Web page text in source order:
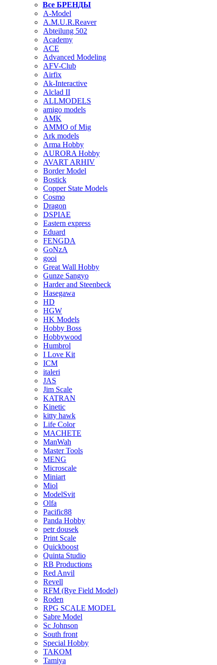
Все БРЕНДЫ
A-Model
A.M.U.R.Reaver
Abteilung 502
Academy
ACE
Advanced Modeling
AFV-Club
Airfix
Ak-Interactive
Alclad II
ALLMODELS
amigo models
AMK
AMMO of Mig
Ark models
Arma Hobby
AURORA Hobby
AVART ARHIV
Border Model
Bostick
Copper State Models
Cosmo
Dragon
DSPIAE
Eastern express
Eduard
FENGDA
GoNzA
gooi
Great Wall Hobby
Gunze Sangyo
Harder and Steenbeck
Hasegawa
HD
HGW
HK Models
Hobby Boss
Hobbywood
Humbrol
I Love Kit
ICM
italeri
JAS
Jim Scale
KATRAN
Kinetic
kitty hawk
Life Color
MACHETE
ManWah
Master Tools
MENG
Microscale
Miniart
Miol
ModelSvit
Olfa
Pacific88
Panda Hobby
petr dousek
Print Scale
Quickboost
Quinta Studio
RB Productions
Red Anvil
Revell
RFM (Rye Field Model)
Roden
RPG SCALE MODEL
Sabre Model
Sc Johnson
South front
Special Hobby
TAKOM
Tamiya